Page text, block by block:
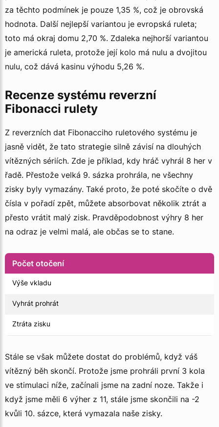
za těchto podmínek je pouze 1,35 %, což je obrovská
hodnota. Další nejlepší variantou je evropská ruleta;
toto má okraj domu 2,70 %. Zdaleka nejhorší variantou
je americká ruleta, protože její kolo má nulu a dvojitou
nulu, což dává kasinu výhodu 5,26 %.
Recenze systému reverzní
Fibonacci rulety
Z reverzních dat Fibonacciho ruletového systému je
jasně vidět, že tato strategie silně závisí na dlouhých
vítězných sériích. Zde je příklad, kdy hráč vyhrál 8 her v
řadě. Přestože velká 9. sázka prohrála, ne všechny
zisky byly vymazány. Také proto, že poté skočíte o dvě
čísla v pořadí zpět, můžete absorbovat několik ztrát a
přesto vrátit malý zisk. Pravděpodobnost výhry 8 her
na odraz je velmi malá, ale občas se to stane.
Počet otočení
Výše vkladu
Vyhrát prohrát
Ztráta zisku
Stále se však můžete dostat do problémů, když váš
vítězný běh skončí. Protože jsme prohráli první 3 kola
ve stimulaci níže, začínali jsme na zadní noze. Takže i
když jsme měli 6 výher z 11, stále jsme skončili na -2
kvůli 10. sázce, která vymazala naše zisky.